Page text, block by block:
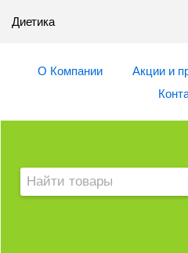
Диетика
О Компании Акции и